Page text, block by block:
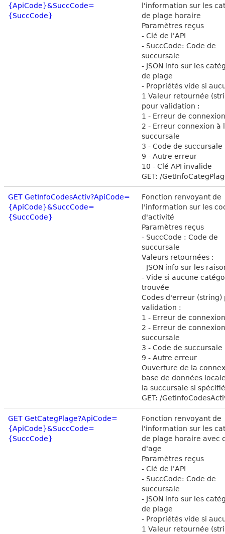
{ApiCode}&SuccCode=
{SuccCode}
l'information sur les
de plage horaire
Paramètres reçus
- Clé de l'API
- SuccCode: Code de
succursale
- JSON info sur les
de plage
- Propriétés vide si
1 Valeur retournée
pour validation :
1 - Erreur de
2 - Erreur connexion à
succursale
3 - Code de
9 - Autre erreur
10 - Clé API invalide
GET: /
GET GetInfoCodesActiv?ApiCode=
{ApiCode}&SuccCode=
{SuccCode}
Fonction renvoyant de
l'information sur les
d'activité
Paramètres reçus
- SuccCode : Code de
succursale
Valeurs retournées :
- JSON info sur les
- Vide si aucune
trouvée
Codes d'erreur (string)
validation :
1 - Erreur de
2 - Erreur de
succursale
3 - Code de
9 - Autre erreur
Ouverture de la
base de données
la succursale si
GET: /
GET GetCategPlage?ApiCode=
{ApiCode}&SuccCode=
{SuccCode}
Fonction renvoyant de
l'information sur les
de plage horaire avec
d'age
Paramètres reçus
- Clé de l'API
- SuccCode: Code de
succursale
- JSON info sur les
de plage
- Propriétés vide si
1 Valeur retournée